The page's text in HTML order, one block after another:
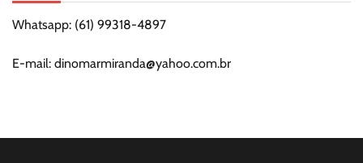
Whatsapp: (61) 99318-4897
E-mail: dinomarmiranda@yahoo.com.br